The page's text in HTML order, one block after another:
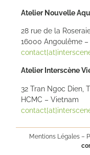
Atelier Nouvelle
28 rue de la
16000 Angoulême
Atelier Interscène
32 Tran Ngoc Dien,
HCMC – Vietnam
Mentions Légales –